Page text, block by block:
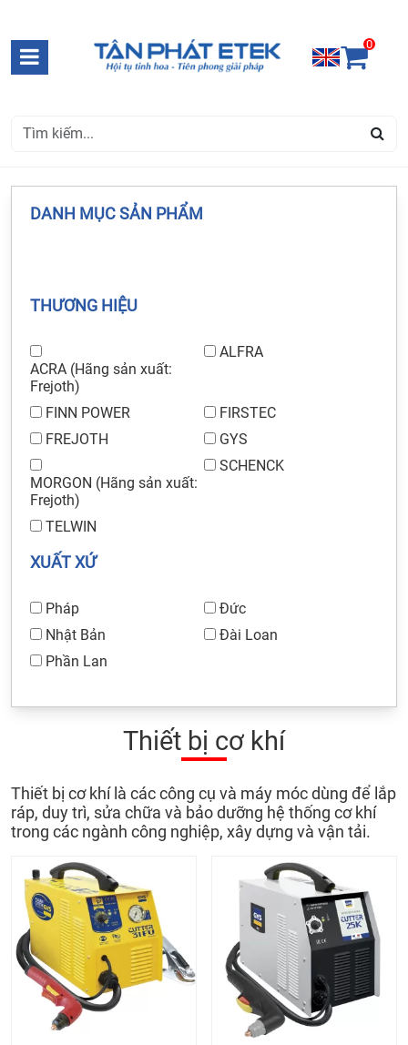
0
DANH MỤC SẢN PHẨM
THƯƠNG HIỆU
ACRA (Hãng sản xuất:
Frejoth)
ALFRA
FINN POWER
FIRSTEC
FREJOTH
GYS
MORGON (Hãng sản xuất:
Frejoth)
SCHENCK
TELWIN
XUẤT XỨ
Pháp
Đức
Nhật Bản
Đài Loan
Phần Lan
Thiết bị cơ khí
Thiết bị cơ khí là các công cụ và máy móc dùng để lắp
ráp, duy trì, sửa chữa và bảo dưỡng hệ thống cơ khí
trong các ngành công nghiệp, xây dựng và vận tải.